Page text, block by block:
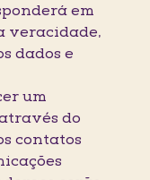
em
veracidade,
dados e
um
do
contatos